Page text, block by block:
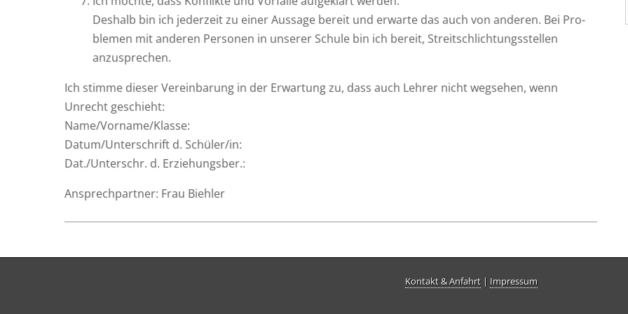
Des­halb bin ich jeder­zeit zu einer Aus­sa­ge bereit und erwar­te das auch von ande­ren. Bei Pro­
ble­men mit ande­ren Per­so­nen in unse­rer Schu­le bin ich bereit, Streit­schlich­tungs­stel­len
anzusprechen.
Ich stim­me die­ser Ver­ein­ba­rung in der Erwar­tung zu, dass auch Leh­rer nicht weg­se­hen, wenn
Unrecht geschieht:
Name/Vorname/Klasse:
Datum/Unterschrift d. Schüler/in:
Dat./Unterschr. d. Erziehungsber.:
Ansprech­part­ner: Frau Biehler
Kontakt & Anfahrt| Impressum